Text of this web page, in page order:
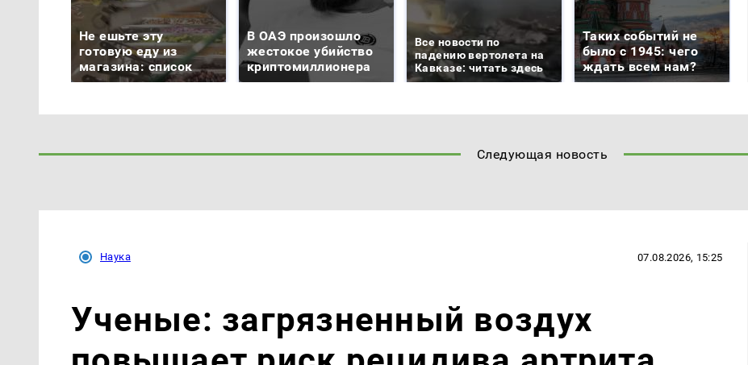
Не ешьте эту
готовую еду из
магазина: список
В ОАЭ произошло
жестокое убийство
криптомиллионера
Все новости по
падению вертолета на
Кавказе: читать здесь
Таких событий не
было с 1945: чего
ждать всем нам?
Следующая новость
Наука 07.08.2026, 15:25
Ученые: загрязненный воздух